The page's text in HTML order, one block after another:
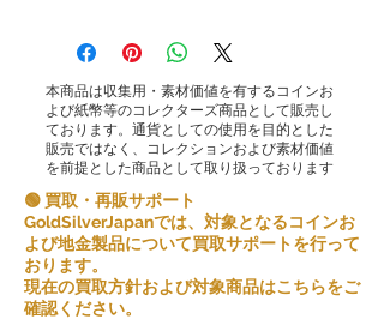
本商品は収集用・素材価値を有するコインお
よび紙幣等のコレクターズ商品として販売し
ております。通貨としての使用を目的とした
販売ではなく、コレクションおよび素材価値
を前提とした商品として取り扱っております
🟢 買取・再販サポート
GoldSilverJapanでは、対象となるコインお
よび地金製品について買取サポートを行って
おります。
現在の買取方針および対象商品はこちらをご
確認ください。